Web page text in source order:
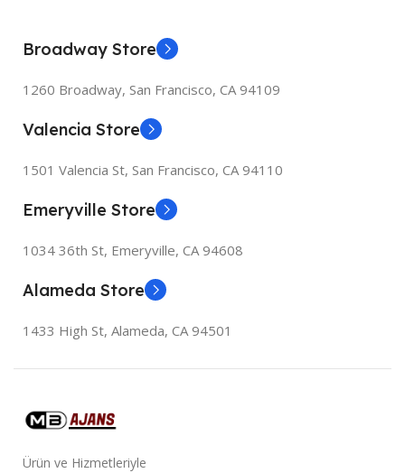
Broadway Store
1260 Broadway, San Francisco, CA 94109
Valencia Store
1501 Valencia St, San Francisco, CA 94110
Emeryville Store
1034 36th St, Emeryville, CA 94608
Alameda Store
1433 High St, Alameda, CA 94501
Ürün ve Hizmetleriyle